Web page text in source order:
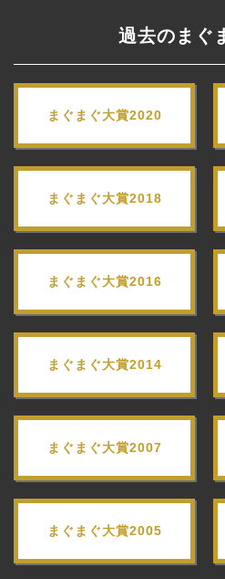
過去のまぐ
まぐまぐ大賞2020
まぐまぐ大賞2018
まぐまぐ大賞2016
まぐまぐ大賞2014
まぐまぐ大賞2007
まぐまぐ大賞2005